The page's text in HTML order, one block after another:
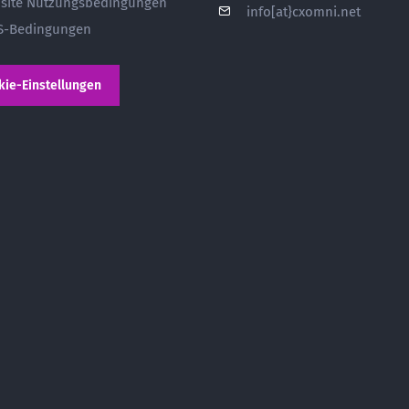
Bedingungen
Einstellungen
info[at}cxomni.net